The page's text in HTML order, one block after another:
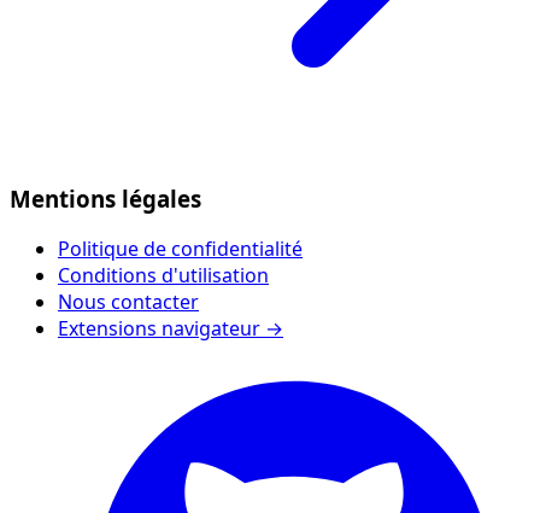
Mentions légales
Politique de confidentialité
Conditions d'utilisation
Nous contacter
Extensions navigateur →